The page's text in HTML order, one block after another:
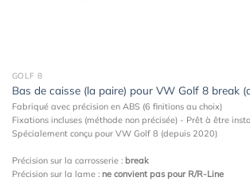
GOLF 8
Bas de caisse (la paire) pour VW Golf 8 break
Fabriqué avec précision en ABS (6 finitions au choix)
Fixations incluses (méthode non précisée) - Prêt à être
Spécialement conçu pour VW Golf 8 (depuis 2020)
Précision sur la carrosserie : break
Précision sur la lame : ne convient pas pour R/R-Line